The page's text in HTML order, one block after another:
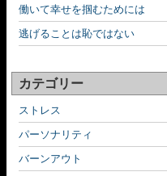
働いて幸せを掴むためには
逃げることは恥ではない
カテゴリー
ストレス
パーソナリティ
バーンアウト